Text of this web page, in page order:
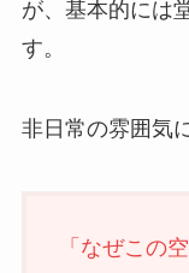
が、基本的には
す。
非日常の雰囲気
「なぜこの